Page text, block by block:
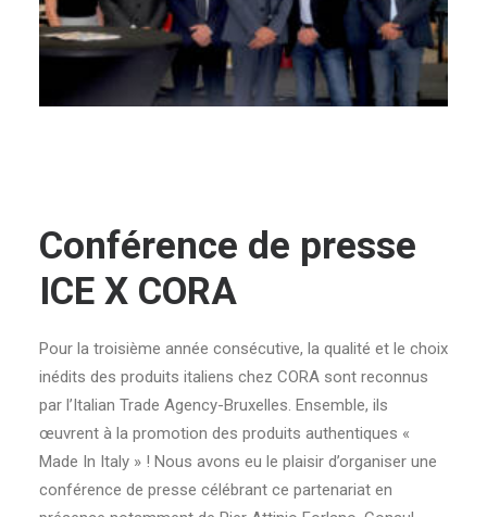
Conférence de presse
ICE X CORA
Pour la troisième année consécutive, la qualité et le choix
inédits des produits italiens chez CORA sont reconnus
par l’Italian Trade Agency-Bruxelles. Ensemble, ils
œuvrent à la promotion des produits authentiques «
Made In Italy » ! Nous avons eu le plaisir d’organiser une
conférence de presse célébrant ce partenariat en